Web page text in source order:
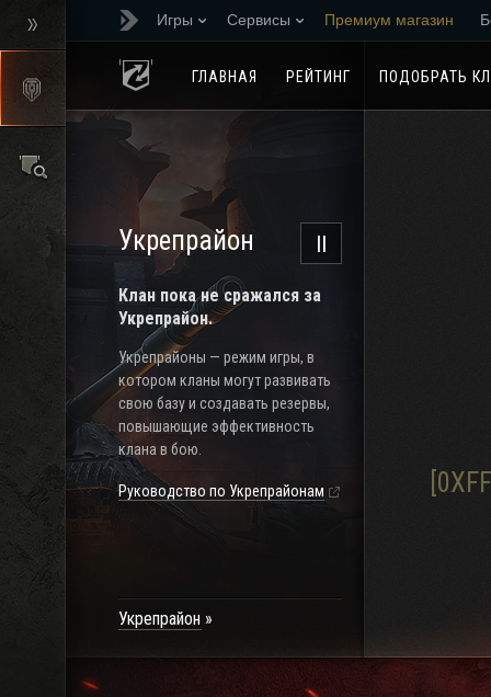
Игры Сервисы Премиум магазин
ГЛАВНАЯ
РЕЙТИНГ ПОДОБРАТЬ
II
Укрепрайон
Клан пока не сражался за
Укрепрайон.
Укрепрайоны — режим игры, в
котором кланы могут развивать
свою базу и создавать резервы,
повышающие эффективность
клана в бою.
Руководство по Укрепрайонам
Укрепрайон